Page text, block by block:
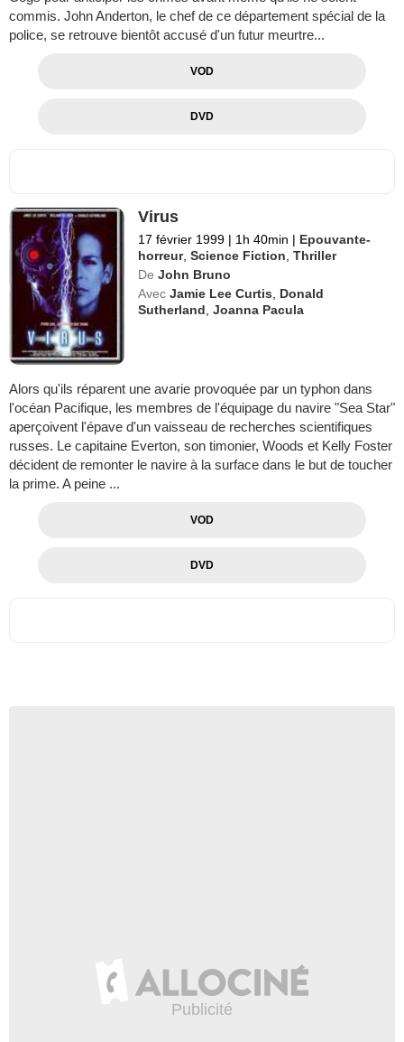
commis. John Anderton, le chef de ce département spécial de la
police, se retrouve bientôt accusé d'un futur meurtre...
VOD
DVD
Virus
17 février 1999 | 1h 40min | Epouvante-
horreur,Science Fiction ,Thriller
De John Bruno
Avec Jamie Lee Curtis
Donald
Sutherland ,Joanna Pacula
Alors qu'ils réparent une avarie provoquée par un typhon dans
l'océan Pacifique, les membres de l'équipage du navire "Sea Star"
aperçoivent l'épave d'un vaisseau de recherches scientifiques
russes. Le capitaine Everton, son timonier, Woods et Kelly Foster
décident de remonter le navire à la surface dans le but de toucher
la prime. A peine ...
VOD
DVD